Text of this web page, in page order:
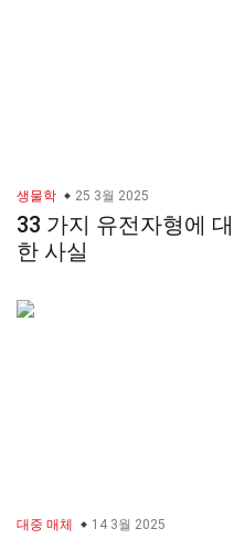
생물학 25 3월 2025
33 가지 유전자형에 대
한 사실
대중 매체 14 3월 2025